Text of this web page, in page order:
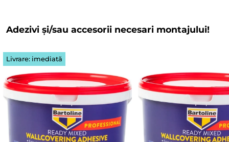
Adezivi și/sau accesorii necesari montajului!
Livrare: imediată